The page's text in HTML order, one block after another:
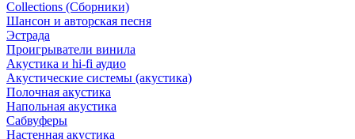
Сollections (Сборники)
Шансон и авторская песня
Эстрада
Проигрыватели винила
Акустика и hi-fi аудио
Акустические системы (акустика)
Полочная акустика
Напольная акустика
Сабвуферы
Настенная акустика